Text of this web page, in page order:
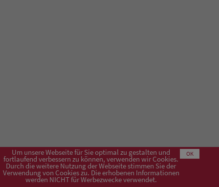
Um unsere Webseite für Sie optimal zu gestalten und
fortlaufend verbessern zu können, verwenden wir Cookies.
Durch die weitere Nutzung der Webseite stimmen Sie der
Verwendung von Cookies zu. Die erhobenen Informationen
werden NICHT für Werbezwecke verwendet.
OK
Impressum AGB Datenschutzerklärung